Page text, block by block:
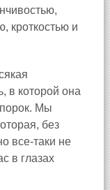
кроткостью и
в которой она
Мы
без
все-таки не
в глазах